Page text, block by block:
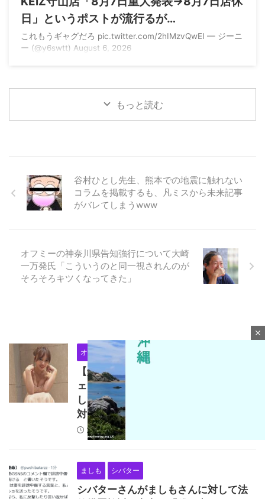
日」というポストが流行るが…
これもうギャグだろ pic.twitter.com/2hIMzvQwEI — ジーニ
ー (@y6swtt) August 6, 2026
もっと読む
谷村ひとし先生、熊本での地震に触れない
コラムを掲載するも、凡ミスから未来記事
がバレてしまうwww
オフミーの神奈川県告知強行について大崎
一万発氏「こういうのと同一視されんのが
そろそろキツくなってきた」
オモダミンC フェアリン
【爆音すぎて滅】オモダミンCさん、フ
ェアリンさんの過去の炎上事案を懐古
してポストし、フェアリンさんそれに
対して反論しつつも謝罪
2026/8/9
ましも シバター
シバターさんがましもさんに対して法
close
t